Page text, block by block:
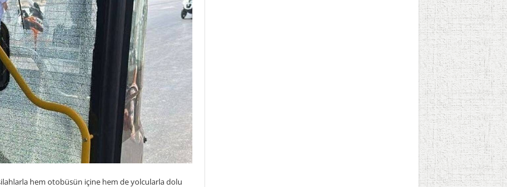
hem otobüsün içine hem de yolcularla dolu